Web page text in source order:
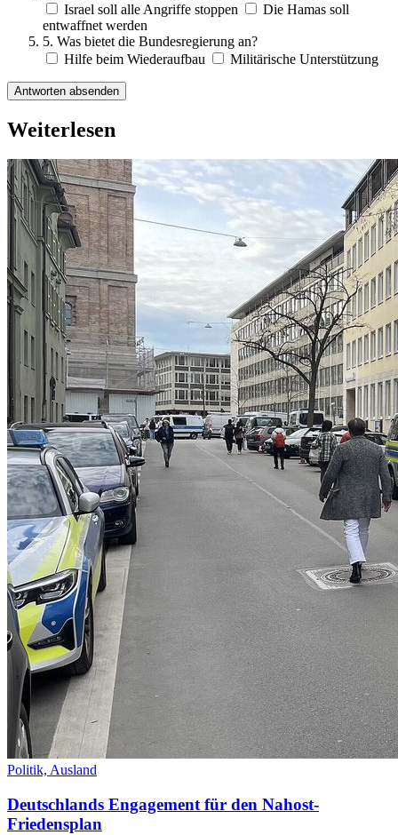
Israel soll alle Angriffe stoppen
Die Hamas soll
entwaffnet werden
5. Was bietet die Bundesregierung an?
Hilfe beim Wiederaufbau
Militärische Unterstützung
Antworten absenden
Weiterlesen
Politik, Ausland
Deutschlands Engagement für den Nahost-
Friedensplan